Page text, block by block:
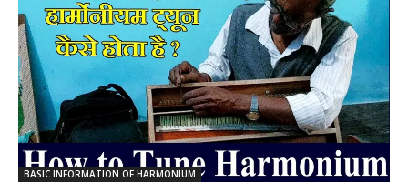
BASIC INFORMATION OF HARMONIUM